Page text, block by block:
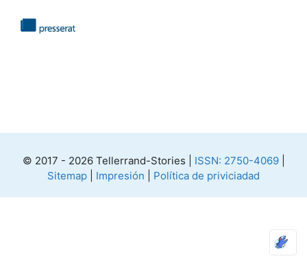
© 2017 - 2026 Tellerrand-Stories | ISSN: 2750-4069|
Sitemap
Impresión Política de priviciadad